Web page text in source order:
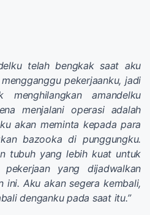
telah bengkak saat aku
pekerjaanku, jadi
menghilangkan amandelku
menjalani operasi adalah
akan meminta kepada para
bazooka di punggungku.
tubuh yang lebih kuat untuk
pekerjaan yang dijadwalkan
ini. Aku akan segera kembali,
denganku pada saat itu.”